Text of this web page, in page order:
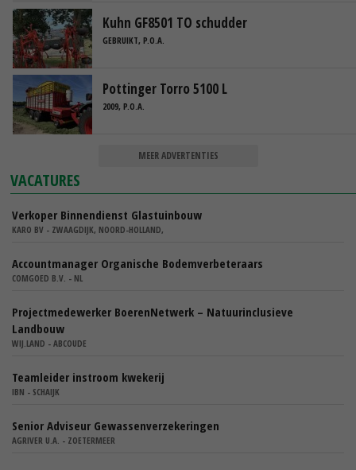
Kuhn GF8501 TO schudder
GEBRUIKT, P.O.A.
Pottinger Torro 5100 L
2009, P.O.A.
MEER ADVERTENTIES
VACATURES
Verkoper Binnendienst Glastuinbouw
KARO BV - ZWAAGDIJK, NOORD-HOLLAND,
Accountmanager Organische Bodemverbeteraars
COMGOED B.V. - NL
Projectmedewerker BoerenNetwerk – Natuurinclusieve
Landbouw
WIJ.LAND - ABCOUDE
Teamleider instroom kwekerij
IBN - SCHAIJK
Senior Adviseur Gewassenverzekeringen
AGRIVER U.A. - ZOETERMEER